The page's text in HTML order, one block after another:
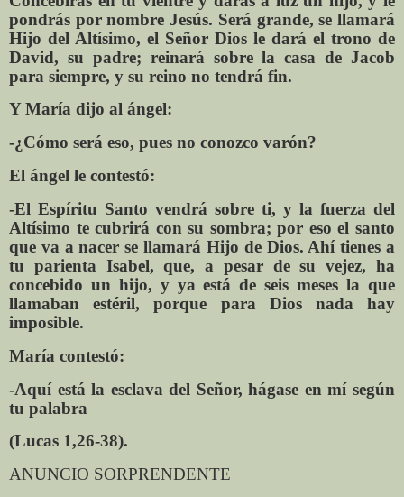
pondrás por nombre Jesús. Será grande, se llamará
Hijo del Altísimo, el Señor Dios le dará el trono de
David, su padre; reinará sobre la casa de Jacob
para siempre, y su reino no tendrá fin.
Y María dijo al ángel:
-¿Cómo será eso, pues no conozco varón?
El ángel le contestó:
-El Espíritu Santo vendrá sobre ti, y la fuerza del
Altísimo te cubrirá con su sombra; por eso el santo
que va a nacer se llamará Hijo de Dios. Ahí tienes a
tu parienta Isabel, que, a pesar de su vejez, ha
concebido un hijo, y ya está de seis meses la que
llamaban estéril, porque para Dios nada hay
imposible.
María contestó:
-Aquí está la esclava del Señor, hágase en mí según
tu palabra
(Lucas 1,26-38).
ANUNCIO SORPRENDENTE